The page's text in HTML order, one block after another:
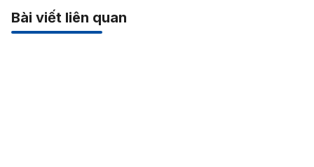
Bài viết liên quan